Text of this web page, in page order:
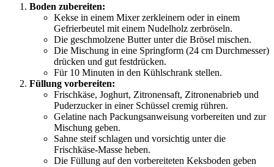
Boden zubereiten:
Kekse in einem Mixer zerkleinern oder in einem
Gefrierbeutel mit einem Nudelholz zerbröseln.
Die geschmolzene Butter unter die Brösel mischen.
Die Mischung in eine Springform (24 cm Durchmesser)
drücken und gut festdrücken.
Für 10 Minuten in den Kühlschrank stellen.
Füllung vorbereiten:
Frischkäse, Joghurt, Zitronensaft, Zitronenabrieb und
Puderzucker in einer Schüssel cremig rühren.
Gelatine nach Packungsanweisung vorbereiten und zur
Mischung geben.
Sahne steif schlagen und vorsichtig unter die
Frischkäse-Masse heben.
Die Füllung auf den vorbereiteten Keksboden geben